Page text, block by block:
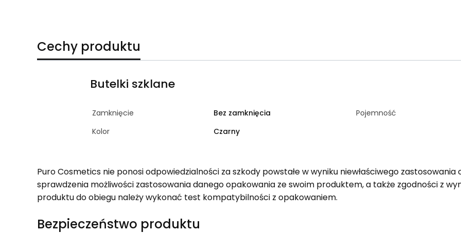
Cechy produktu
Butelki szklane
Zamknięcie Bez zamknięcia
Pojemność
Kolor
Czarny
Puro Cosmetics nie ponosi odpowiedzialności za szkody powstałe w wyniku niewłaściwego
sprawdzenia możliwości zastosowania danego opakowania ze swoim produktem, a także zgodności z
produktu do obiegu należy wykonać test kompatybilności z opakowaniem.
Bezpieczeństwo produktu